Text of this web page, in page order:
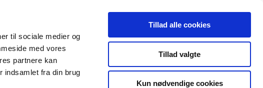
til sociale medier og
med vores
partnere kan
indsamlet fra din brug
Tillad alle cookies
Tillad valgte
Kun nødvendige cookies
Udgivelser
Medicinsk
Særlige
produktområder